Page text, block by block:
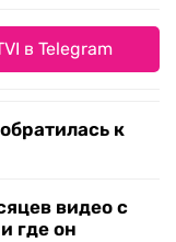
в Telegram
к
видео с
где он